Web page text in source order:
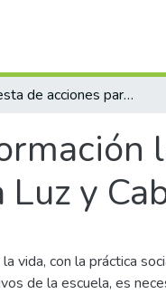
Propuesta de acciones para la formación laboral de los alumnos de la ESBU “:José de la Luz y Caballeros”.
y
vida, con la práctica
de la escuela, es